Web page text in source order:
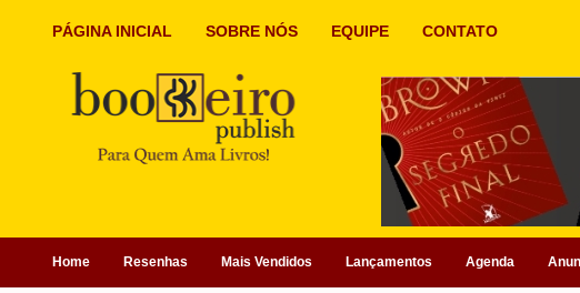
PÁGINA INICIAL SOBRE NÓS EQUIPE CONTATO
Home Resenhas Mais Vendidos Lançamentos Agenda